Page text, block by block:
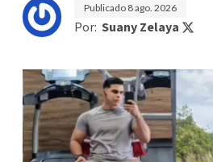
Publicado 8 ago. 2026
Por: Suany Zelaya